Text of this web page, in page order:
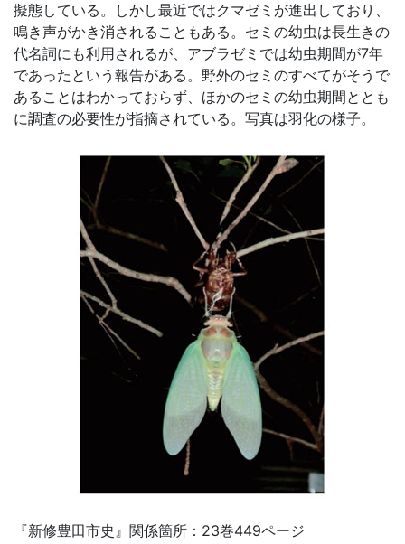
擬態している。しかし最近ではクマゼミが進出しており、
鳴き声がかき消されることもある。セミの幼虫は長生きの
代名詞にも利用されるが、アブラゼミでは幼虫期間が7年
であったという報告がある。野外のセミのすべてがそうで
あることはわかっておらず、ほかのセミの幼虫期間ととも
に調査の必要性が指摘されている。写真は羽化の様子。
『新修豊田市史』関係箇所：23巻449ページ